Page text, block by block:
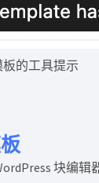
的工具提示
块编